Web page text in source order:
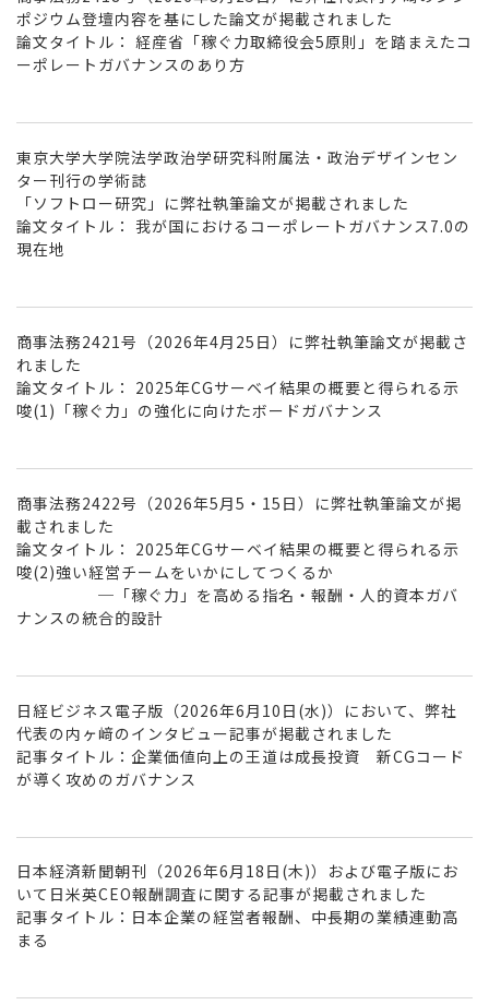
ポジウム登壇内容を基にした論文が掲載されました
論文タイトル： 経産省「稼ぐ力取締役会5原則」を踏まえたコ
ーポレートガバナンスのあり方
東京大学大学院法学政治学研究科附属法・政治デザインセン
ター刊行の学術誌
「ソフトロー研究」に弊社執筆論文が掲載されました
論文タイトル： 我が国におけるコーポレートガバナンス7.0の
現在地
商事法務2421号（2026年4月25日）に弊社執筆論文が掲載さ
れました
論文タイトル： 2025年CGサーベイ結果の概要と得られる示
唆(1)「稼ぐ力」の強化に向けたボードガバナンス
商事法務2422号（2026年5月5・15日）に弊社執筆論文が掲
載されました
論文タイトル： 2025年CGサーベイ結果の概要と得られる示
唆(2)強い経営チームをいかにしてつくるか
─「稼ぐ力」を高める指名・報酬・人的資本ガバ
ナンスの統合的設計
日経ビジネス電子版（2026年6月10日(水)）において、弊社
代表の内ヶ﨑のインタビュー記事が掲載されました
記事タイトル：企業価値向上の王道は成長投資 新CGコード
が導く攻めのガバナンス
日本経済新聞朝刊（2026年6月18日(木)）および電子版にお
いて日米英CEO報酬調査に関する記事が掲載されました
記事タイトル：日本企業の経営者報酬、中長期の業績連動高
まる